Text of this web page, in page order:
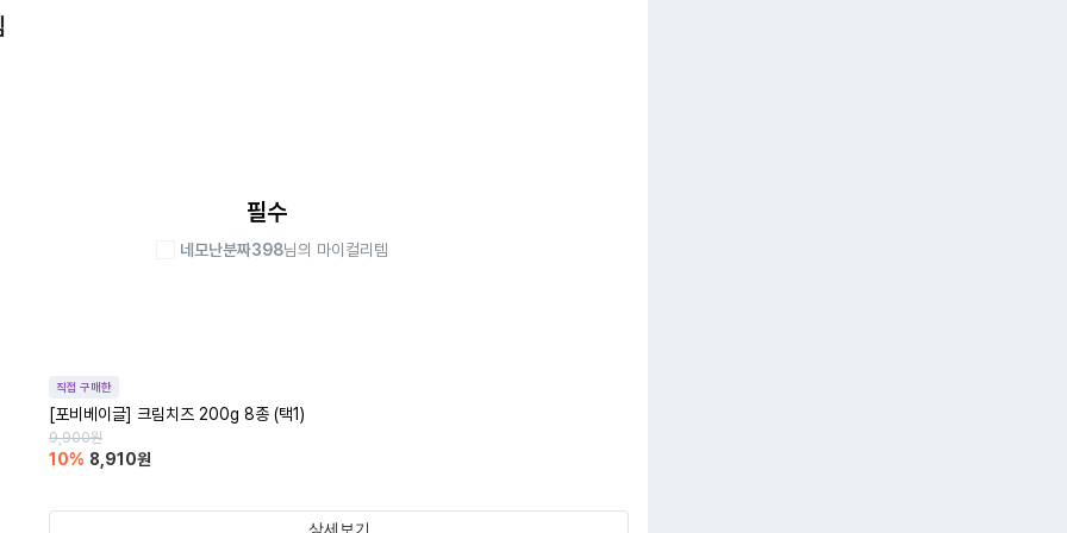
필수
네모난분짜398님의 마이컬리템
직접 구매한
[포비베이글] 크림치즈 200g 8종 (택1)
9,900원
10% 8,910원
상세보기